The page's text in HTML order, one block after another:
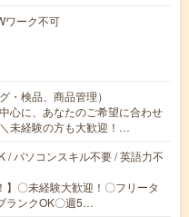
ーク不可
・検品、商品管理）
心に、あなたのご希望に合わせ
未経験の方も大歓迎！…
/ パソコンスキル不要 / 英語力不
】〇未経験大歓迎！〇フリータ
ランクOK〇週5…